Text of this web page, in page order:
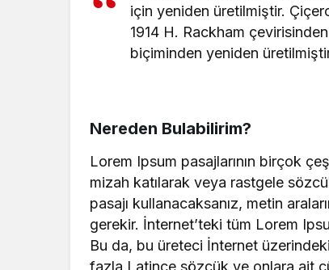
için yeniden üretilmiştir.
1914 H. Rackham
biçiminden yeniden
Nereden Bulabilirim?
Lorem Ipsum pasajlarının birçok
mizah katılarak veya rastgele
pasajı kullanacaksanız, metin
gerekir. İnternet’teki tüm Lorem
Bu da, bu üreteci İnternet